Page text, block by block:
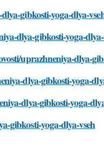
gibkosti-yoga-dlya-
dlya-gibkosti-yoga-
uprazhneniya-dlya-
dlya-gibkosti-yoga-
dlya-gibkosti-yoga-
gibkosti-yoga-dlya-vseh